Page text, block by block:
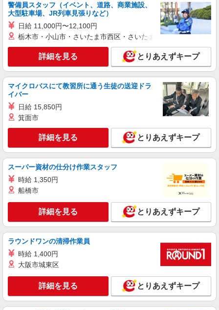
警備員スタッフ（イベント、道路、商業施設、
大型駐車場、JR列車見張りなど）
日給 11,000円〜12,100円
栃木市・小山市・さいたま市西区・さいたま市岩槻区・久喜市・
詳細を見る とりあえずキープ
マイクロバスにて教習所に通う生徒の送迎ドラ
イバー
日給 15,850円
箕面市
詳細を見る とりあえずキープ
スーパー資材の仕分け作業スタッフ
時給 1,350円
船橋市
詳細を見る とりあえずキープ
ラウンドワンの清掃作業員
時給 1,400円
大阪市城東区
詳細を見る とりあえずキープ